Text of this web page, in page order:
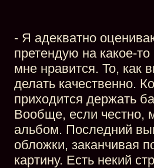
- Я адекватно
претендую на какое-
мне нравится. То, как
делать качественно.
приходится держать
Вообще, если честно,
альбом. Последний
обложки, заканчивая
картину. Есть некий